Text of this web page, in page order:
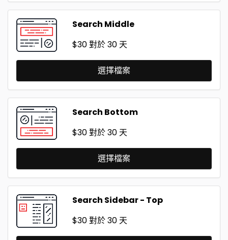
Search Middle
$30對於 30 天
選擇檔案
Search Bottom
$30對於 30 天
選擇檔案
Search Sidebar - Top
$30對於 30 天